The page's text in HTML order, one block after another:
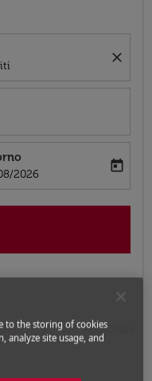
close
return-date-aria-label
2026
today
Voli Abu Dhabi
to the storing of cookies
analyze site usage, and